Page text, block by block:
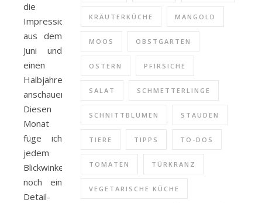
die
Impressionen
aus dem
Juni und
einen
Halbjahresrückblick
anschauen.
Diesen
Monat
füge ich
jedem
Blickwinkel
noch ein
Detail-
KRÄUTERKÜCHE MANGOLD
MOOS OBSTGARTEN
OSTERN PFIRSICHE
SALAT SCHMETTERLINGE
SCHNITTBLUMEN STAUDEN
TIERE TIPPS TO-DOS
TOMATEN TÜRKRANZ
VEGETARISCHE KÜCHE